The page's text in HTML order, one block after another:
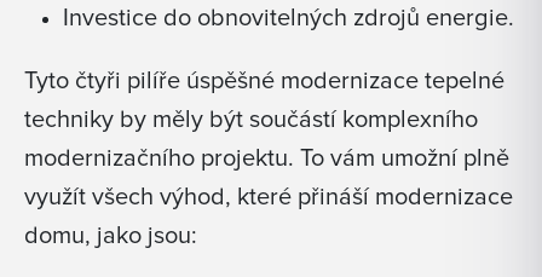
Investice do obnovitelných zdrojů energie.
Tyto čtyři pilíře úspěšné modernizace tepelné
techniky by měly být součástí komplexního
modernizačního projektu. To vám umožní plně
využít všech výhod, které přináší modernizace
domu, jako jsou: